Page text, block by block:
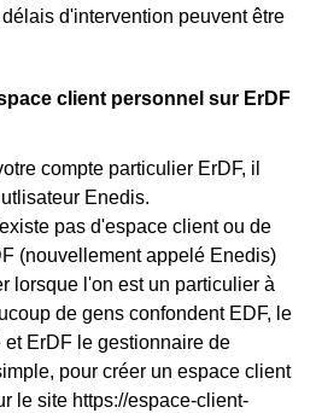
d'intervention peuvent être
client personnel sur ErDF
compte particulier ErDF, il
Enedis.
pas d'espace client ou de
(nouvellement appelé Enedis)
lorsque l'on est un particulier à
de gens confondent EDF, le
ErDF le gestionnaire de
pour créer un espace client
le site https://espace-client-